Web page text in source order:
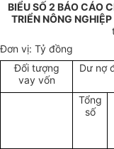
BIỂU SỐ 2 BÁO CÁO
TRIỂN NÔNG
Đơn vị: Tỷ đồng
Đối tượng
vay vốn
Dư nợ
Tổng
số